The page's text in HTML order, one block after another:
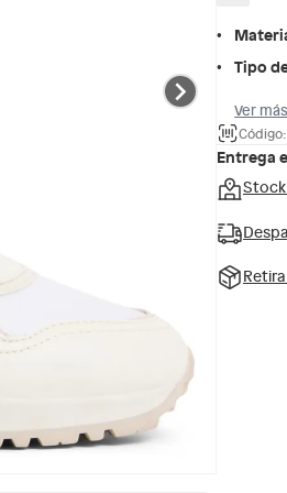
Tipo
Ver
Entrega